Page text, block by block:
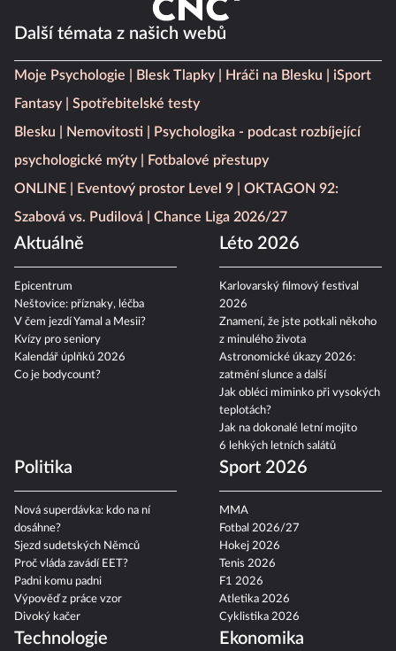
Další témata z našich webů
Moje Psychologie Blesk Tlapky Hráči na Blesku
iSport
Fantasy
Spotřebitelské testy
Blesku
Nemovitosti
Psychologika - podcast rozbíjející
psychologické mýty
Fotbalové přestupy
ONLINE
Eventový prostor Level 9
OKTAGON 92:
Szabová vs. Pudilová
Chance Liga 2026/27
Aktuálně
Epicentrum
Neštovice: příznaky, léčba
V čem jezdí Yamal a Mesii?
Kvízy pro seniory
Kalendář úplňků 2026
Co je bodycount?
Léto 2026
Karlovarský filmový festival
2026
Znamení, že jste potkali někoho
z minulého života
Astronomické úkazy 2026:
zatmění slunce a další
Jak obléci miminko při vysokých
teplotách?
Jak na dokonalé letní mojito
6 lehkých letních salátů
Politika
Nová superdávka: kdo na ní
dosáhne?
Sjezd sudetských Němců
Proč vláda zavádí EET?
Padni komu padni
Výpověď z práce vzor
Divoký kačer
Sport 2026
MMA
Fotbal 2026/27
Hokej 2026
Tenis 2026
F1 2026
Atletika 2026
Cyklistika 2026
Technologie Ekonomika